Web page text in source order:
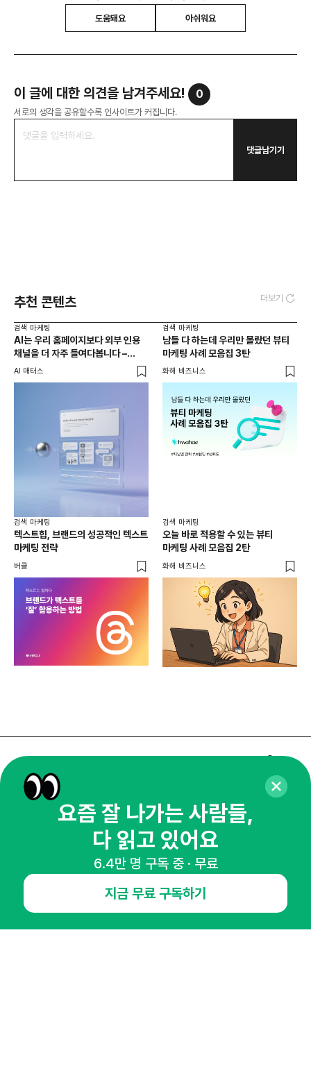
도움돼요 아쉬워요
이 글에 대한 의견을 남겨주세요! 0
서로의 생각을 공유할수록 인사이트가 커집니다.
댓글남기기
추천 콘텐츠 더보기
검색 마케팅
AI는 우리 홈페이지보다 외부 인용
채널을 더 자주 들여다봅니다 –
두툼한 인용 레이어를 짜는 법
AI 매터스
검색 마케팅
남들 다 하는데 우리만 몰랐던 뷰티
마케팅 사례 모음집 3탄
화해 비즈니스
검색 마케팅
텍스트힙, 브랜드의 성공적인 텍스트
마케팅 전략
버클
검색 마케팅
오늘 바로 적용할 수 있는 뷰티
마케팅 사례 모음집 2탄
화해 비즈니스
매주 화요일 아침,
마케팅 감각을 깨워 드릴게요!
65,043명의 마케터를 성장시키는 뉴스레터
NHN AD
요즘 잘 나가는 사람들,
다 읽고 있어요
6.4만 명 구독 중 · 무료
지금 무료 구독하기